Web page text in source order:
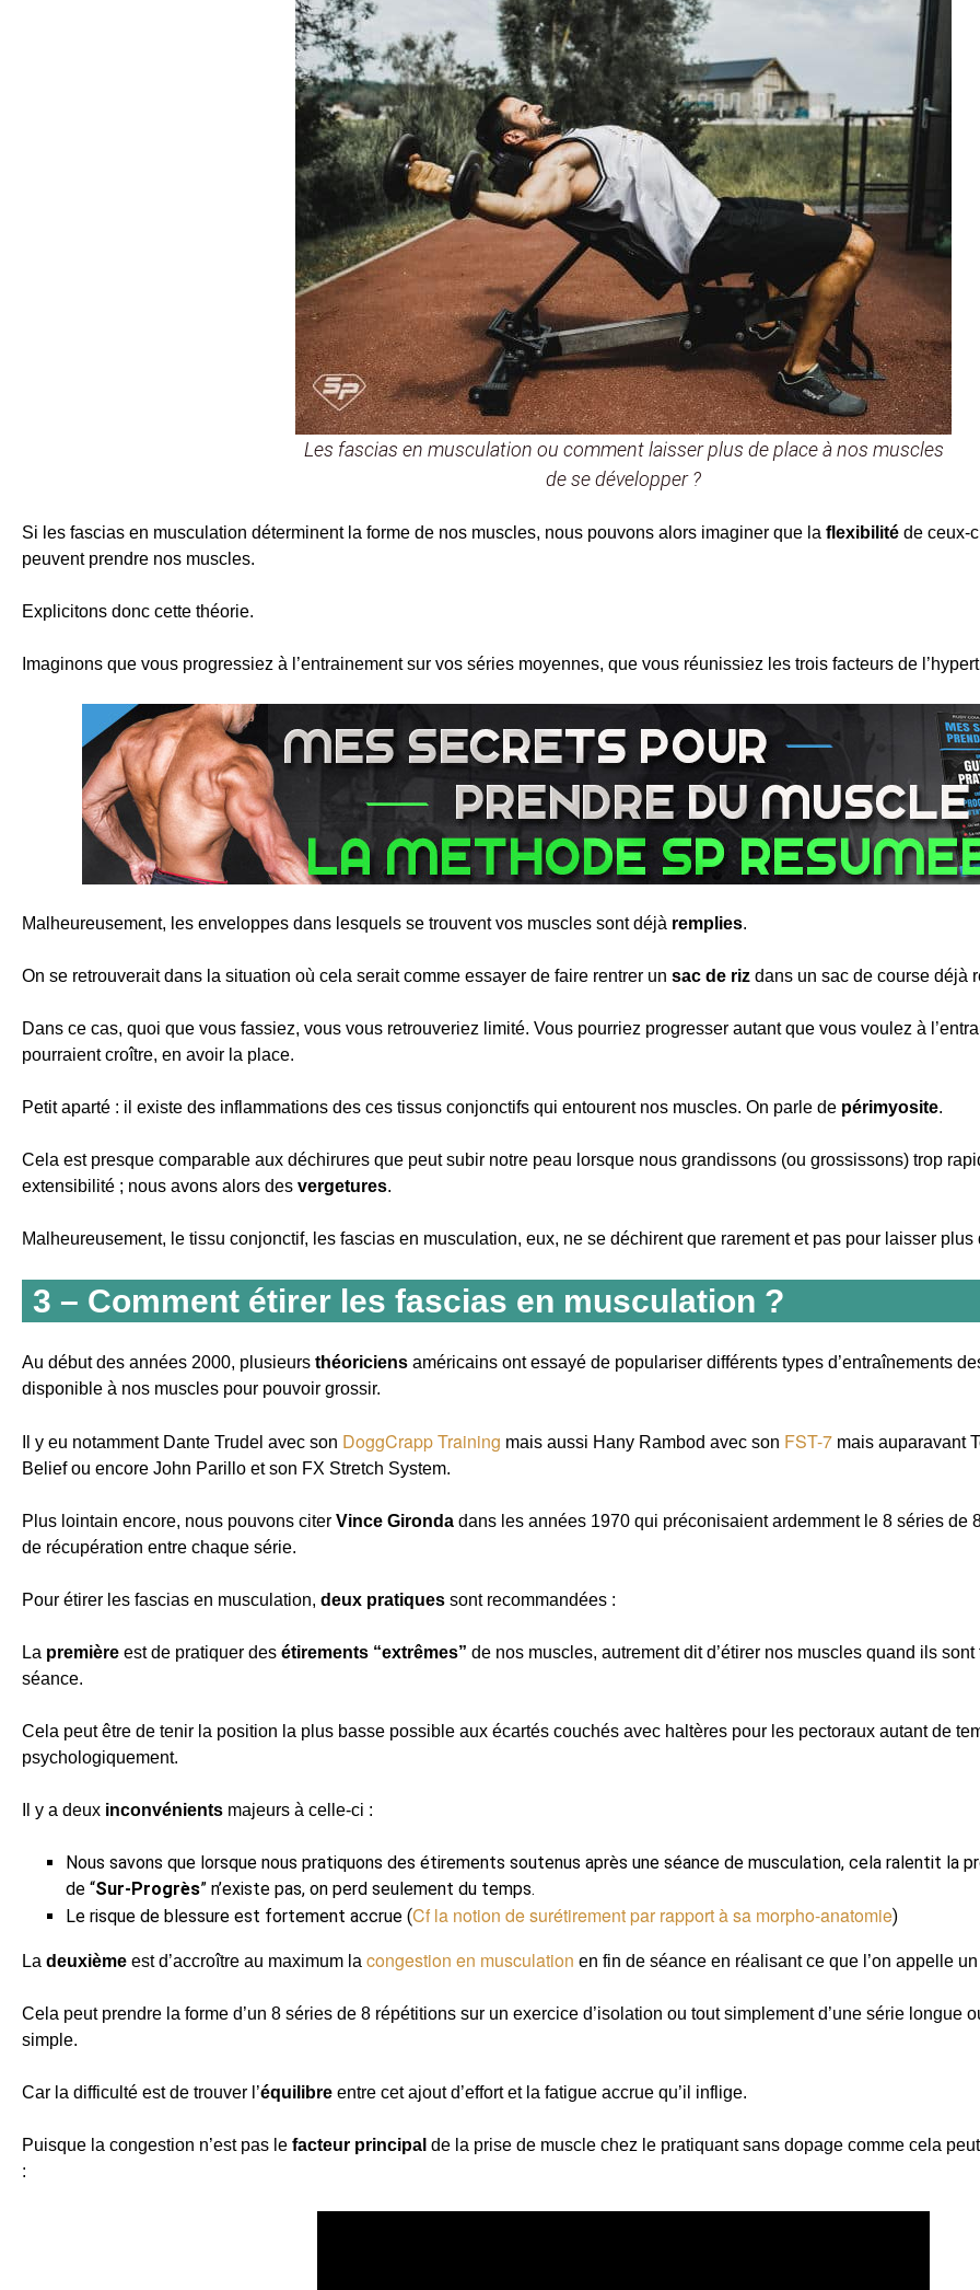
Les fascias en musculation ou comment laisser plus de place à nos muscles
de se développer ?
Si les fascias en musculation déterminent la forme de nos muscles, nous pouvons alors imaginer que la flexibilité de ceux-
peuvent prendre nos muscles.
Explicitons donc cette théorie.
Imaginons que vous progressiez à l’entrainement sur vos séries moyennes, que vous réunissiez les trois facteurs de
Malheureusement, les enveloppes dans lesquels se trouvent vos muscles sont déjà remplies.
On se retrouverait dans la situation où cela serait comme essayer de faire rentrer un sac de riz dans un sac de course déjà
Dans ce cas, quoi que vous fassiez, vous vous retrouveriez limité. Vous pourriez progresser autant que vous voulez à
pourraient croître, en avoir la place.
Petit aparté : il existe des inflammations des ces tissus conjonctifs qui entourent nos muscles. On parle de périmyosite.
Cela est presque comparable aux déchirures que peut subir notre peau lorsque nous grandissons (ou grossissons) trop
extensibilité ; nous avons alors des vergetures.
Malheureusement, le tissu conjonctif, les fascias en musculation, eux, ne se déchirent que rarement et pas pour laisser
3 – Comment étirer les fascias en musculation ?
Au début des années 2000, plusieurs théoriciens américains ont essayé de populariser différents types d’entraînements
disponible à nos muscles pour pouvoir grossir.
Il y eu notamment Dante Trudel avec son DoggCrapp Training mais aussi Hany Rambod avec son FST-7 mais auparavant
Belief ou encore John Parillo et son FX Stretch System.
Plus lointain encore, nous pouvons citer Vince Gironda dans les années 1970 qui préconisaient ardemment le 8 séries de
de récupération entre chaque série.
Pour étirer les fascias en musculation, deux pratiques sont recommandées :
La première est de pratiquer des étirements “extrêmes” de nos muscles, autrement dit d’étirer nos muscles quand ils
séance.
Cela peut être de tenir la position la plus basse possible aux écartés couchés avec haltères pour les pectoraux autant de
psychologiquement.
Il y a deux inconvénients majeurs à celle-ci :
Nous savons que lorsque nous pratiquons des étirements soutenus après une séance de musculation, cela ralentit la
de “Sur-Progrès” n’existe pas, on perd seulement du temps.
Le risque de blessure est fortement accrue (Cf la notion de surétirement par rapport à sa morpho-anatomie)
La deuxième est d’accroître au maximum la congestion en musculation en fin de séance en réalisant ce que l’on appelle un
Cela peut prendre la forme d’un 8 séries de 8 répétitions sur un exercice d’isolation ou tout simplement d’une série longue
simple.
Car la difficulté est de trouver l’équilibre entre cet ajout d’effort et la fatigue accrue qu’il inflige.
Puisque la congestion n’est pas le facteur principal de la prise de muscle chez le pratiquant sans dopage comme cela
: